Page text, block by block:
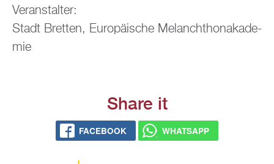
Ver­an­stal­ter:
Stadt Brett­en, Eu­ro­päi­sche Me­lan­chthon­aka­de­
mie
Share it
FACE­BOOK WHATS­APP